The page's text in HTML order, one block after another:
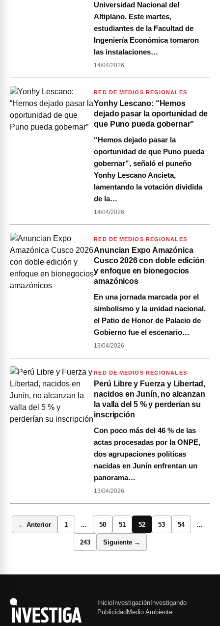
Universidad Nacional del
Altiplano. Este martes,
estudiantes de la Facultad de
Ingeniería Económica tomaron
las instalaciones…
14/04/2026
RED DE MEDIOS REGIONALES
Yonhy Lescano: “Hemos
dejado pasar la oportunidad de
que Puno pueda gobernar”
“Hemos dejado pasar la
oportunidad de que Puno pueda
gobernar”, señaló el puneño
Yonhy Lescano Ancieta,
lamentando la votación dividida
de la…
14/04/2026
RED DE MEDIOS REGIONALES
Anuncian Expo Amazónica
Cusco 2026 con doble edición
y enfoque en bionegocios
amazónicos
En una jornada marcada por el
simbolismo y la unidad nacional,
el Patio de Honor de Palacio de
Gobierno fue el escenario…
13/04/2026
RED DE MEDIOS REGIONALES
Perú Libre y Fuerza y Libertad,
nacidos en Junín, no alcanzan
la valla del 5 % y perderían su
inscripción
Con poco más del 46 % de las
actas procesadas por la ONPE,
dos agrupaciones políticas
nacidas en Junín enfrentan un
panorama…
13/04/2026
← Anterior 1 … 50 51 52 53 54 …
243 Siguiente →
Inicio Investigación Investigando
Publicidad Medio Ambiente